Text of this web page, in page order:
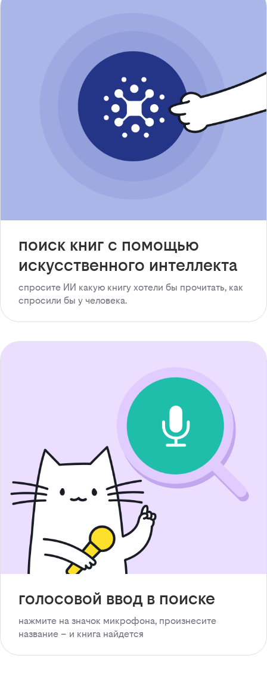
поиск книг с помощью
искусственного интеллекта
спросите ИИ какую книгу хотели бы прочитать, как
спросили бы у человека.
голосовой ввод в поиске
нажмите на значок микрофона, произнесите
название – и книга найдется